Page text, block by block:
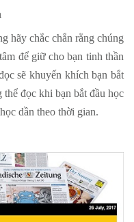
hãy chắc chắn rằng chúng
để giữ cho bạn tinh thần
sẽ khuyến khích bạn bắt
đọc khi bạn bắt đầu học
dần theo thời gian.